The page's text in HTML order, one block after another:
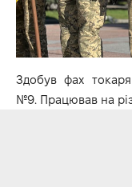
Здобув фах
№9. Працював на